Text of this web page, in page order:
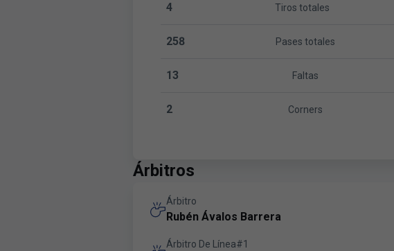
Tiros totales:Lanzarote 4 versus R. Racing Club
4 Tiros totales
Pases totales:Lanzarote 258 versus R. Racing
258 Pases totales
Faltas:Lanzarote 13 versus R. Racing Club 15
13 Faltas
Corners:Lanzarote 2 versus R. Racing Club 7
2 Corners
Árbitros
Árbitro
Rubén Ávalos Barrera
Árbitro De Línea#1